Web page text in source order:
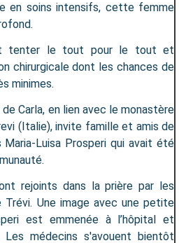
en soins intensifs, cette femme
tenter le tout pour le tout et
chirurgicale dont les chances de
minimes.
Carla, en lien avec le monastère
(Italie), invite famille et amis de
Luisa Prosperi qui avait été
rejoints dans la prière par les
Une image avec une petite
est emmenée à l’hôpital et
médecins s'avouent bientôt